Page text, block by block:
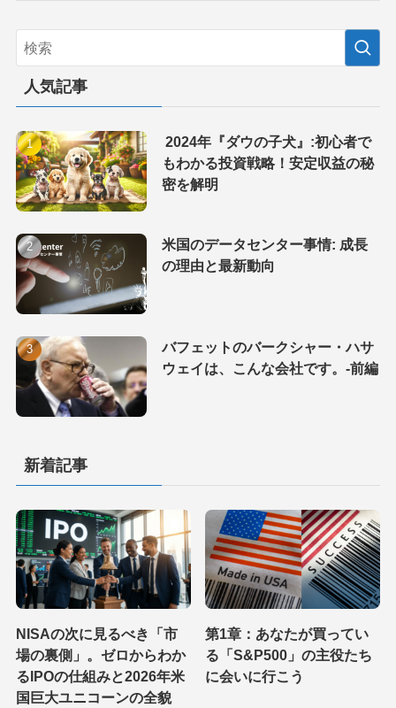
人気記事
2024年『ダウの子犬』:初心者で
もわかる投資戦略！安定収益の秘
密を解明
米国のデータセンター事情: 成長
の理由と最新動向
バフェットのバークシャー・ハサ
ウェイは、こんな会社です。-前編
新着記事
NISAの次に見るべき「市
場の裏側」。ゼロからわか
るIPOの仕組みと2026年米
国巨大ユニコーンの全貌
第1章：あなたが買ってい
る「S&P500」の主役たち
に会いに行こう